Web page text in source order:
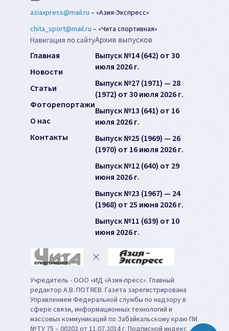
aziaxpress@mail.ru – «Азия-Экспресс»
chita_sport@mail.ru – «Чита спортивная»
Главная
Новости
Статьи
Фоторепортажи
О нас
Контакты
Выпуск №14 (642) от 30
июля 2026 г.
Выпуск №27 (1971) — 28
(1972) от 30 июля 2026 г.
Выпуск №13 (641) от 16
июля 2026 г.
Выпуск №25 (1969) — 26
(1970) от 16 июля 2026 г.
Выпуск №12 (640) от 29
июня 2026 г.
Выпуск №23 (1967) — 24
(1968) от 25 июня 2026 г.
Выпуск №11 (639) от 10
июня 2026 г.
Учредитель - ООО «ИД «Азия-пресс». Главный
редактор А.В. ПОТЯЕВ. Газета зарегистрирована
Управлением Федеральной службы по надзору в
сфере связи, информационных технологий и
массовых коммуникаций по Забайкальскому краю ПИ